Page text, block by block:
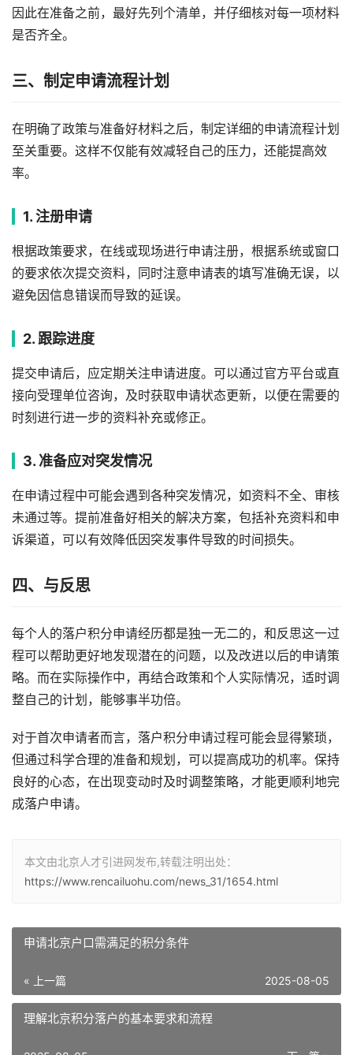
因此在准备之前，最好先列个清单，并仔细核对每一项材料
是否齐全。
三、制定申请流程计划
在明确了政策与准备好材料之后，制定详细的申请流程计划
至关重要。这样不仅能有效减轻自己的压力，还能提高效
率。
1. 注册申请
根据政策要求，在线或现场进行申请注册，根据系统或窗口
的要求依次提交资料，同时注意申请表的填写准确无误，以
避免因信息错误而导致的延误。
2. 跟踪进度
提交申请后，应定期关注申请进度。可以通过官方平台或直
接向受理单位咨询，及时获取申请状态更新，以便在需要的
时刻进行进一步的资料补充或修正。
3. 准备应对突发情况
在申请过程中可能会遇到各种突发情况，如资料不全、审核
未通过等。提前准备好相关的解决方案，包括补充资料和申
诉渠道，可以有效降低因突发事件导致的时间损失。
四、与反思
每个人的落户积分申请经历都是独一无二的，和反思这一过
程可以帮助更好地发现潜在的问题，以及改进以后的申请策
略。而在实际操作中，再结合政策和个人实际情况，适时调
整自己的计划，能够事半功倍。
对于首次申请者而言，落户积分申请过程可能会显得繁琐，
但通过科学合理的准备和规划，可以提高成功的机率。保持
良好的心态，在出现变动时及时调整策略，才能更顺利地完
成落户申请。
本文由北京人才引进网发布,转载注明出处：
https://www.rencailuohu.com/news_31/1654.html
申请北京户口需满足的积分条件
« 上一篇 2025-08-05
理解北京积分落户的基本要求和流程